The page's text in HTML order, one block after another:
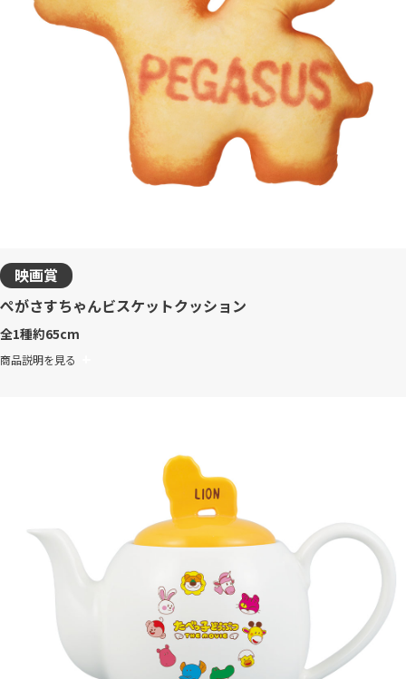
映画賞
ぺがさすちゃんビスケットクッション
全1種約65cm
商品説明を見る